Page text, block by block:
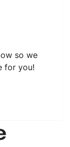
so we
for you!